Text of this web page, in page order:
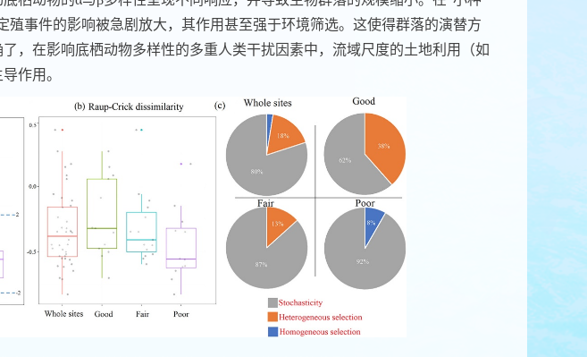
殖事件的影响被急剧放大，其作用甚至强于环境筛选。这使得群落的演替方
，在影响底栖动物多样性的多重人类干扰因素中，流域尺度的土地利用（如
作用。